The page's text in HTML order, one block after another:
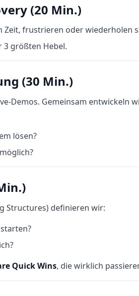
(20 Min.)
Zeit, frustrieren oder wiederholen
3 größten Hebel.
(30 Min.)
Demos. Gemeinsam entwickeln
lösen?
Structures) definieren wir:
starten?
Quick Wins, die wirklich